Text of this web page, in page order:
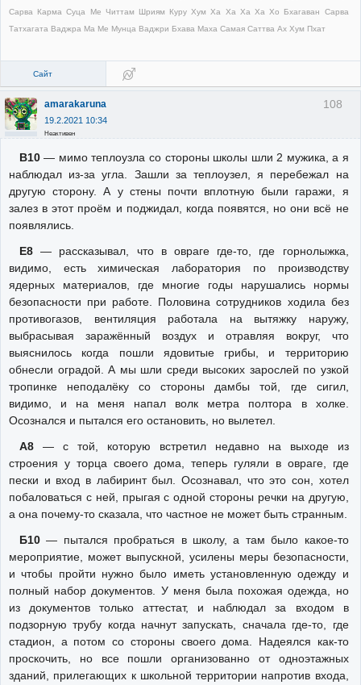
Сарва Карма Суца Ме Читтам Шриям Куру Хум Ха Ха Ха Ха Хо Бхагаван Сарва
Татхагата Ваджра Ма Ме Мунца Ваджри Бхава Маха Самая Саттва Ах Хум Пхат
Сайт
108
amarakaruna
19.2.2021 10:34
Неактивен
В10— мимо теплоузла со стороны школы шли 2 мужика, а я
наблюдал из-за угла. Зашли за теплоузел, я перебежал на
другую сторону. А у стены почти вплотную были гаражи, я
залез в этот проём и поджидал, когда появятся, но они всё не
появлялись.
Е8— рассказывал, что в овраге где-то, где горнолыжка,
видимо, есть химическая лаборатория по производству
ядерных материалов, где многие годы нарушались нормы
безопасности при работе. Половина сотрудников ходила без
противогазов, вентиляция работала на вытяжку наружу,
выбрасывая заражённый воздух и отравляя вокруг, что
выяснилось когда пошли ядовитые грибы, и территорию
обнесли оградой. А мы шли среди высоких зарослей по узкой
тропинке неподалёку со стороны дамбы той, где сигил,
видимо, и на меня напал волк метра полтора в холке.
Осознался и пытался его остановить, но вылетел.
А8— с той, которую встретил недавно на выходе из
строения у торца своего дома, теперь гуляли в овраге, где
пески и вход в лабиринт был. Осознавал, что это сон, хотел
побаловаться с ней, прыгая с одной стороны речки на другую,
а она почему-то сказала, что частное не может быть странным.
Б10— пытался пробраться в школу, а там было какое-то
мероприятие, может выпускной, усилены меры безопасности,
и чтобы пройти нужно было иметь установленную одежду и
полный набор документов. У меня была похожая одежда, но
из документов только аттестат, и наблюдал за входом в
подзорную трубу когда начнут запускать, сначала где-то, где
стадион, а потом со стороны своего дома. Надеялся как-то
проскочить, но все пошли организованно от одноэтажных
зданий, прилегающих к школьной территории напротив входа,